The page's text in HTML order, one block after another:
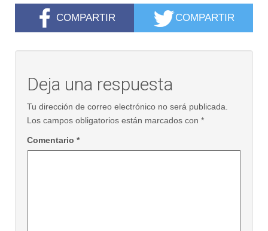
COMPARTIR COMPARTIR
Deja una respuesta
Tu dirección de correo electrónico no será publicada.
Los campos obligatorios están marcados con *
Comentario *